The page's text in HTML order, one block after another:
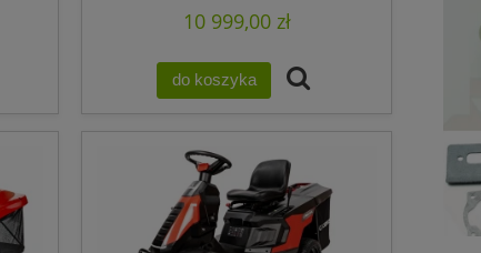
10 999,00 zł
do koszyka